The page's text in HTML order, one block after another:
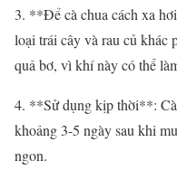
3. **Để cà chua cách xa
loại trái cây và rau củ khác
quả bơ, vì khí này có thể
4. **Sử dụng kịp thời**:
khoảng 3-5 ngày sau khi
ngon.